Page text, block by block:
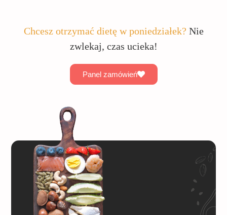
Chcesz otrzymać dietę w poniedziałek? Nie
zwlekaj, czas ucieka!
Panel zamówień